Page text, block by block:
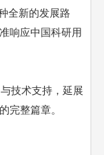
全新的发展路
响应中国科研用
技术支持，延展
完整篇章。